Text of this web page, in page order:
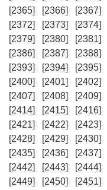
[2365]
[2366] [2367]
[2372]
[2373] [2374]
[2379]
[2380] [2381]
[2386]
[2387] [2388]
[2393]
[2394] [2395]
[2400]
[2401] [2402]
[2407]
[2408] [2409]
[2414]
[2415] [2416]
[2421]
[2422] [2423]
[2428]
[2429] [2430]
[2435]
[2436] [2437]
[2442]
[2443] [2444]
[2449]
[2450] [2451]